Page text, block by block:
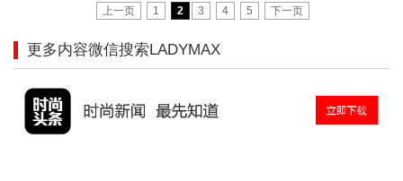
上一页 1 2 3 4 5 下一页
更多内容微信搜索LADYMAX